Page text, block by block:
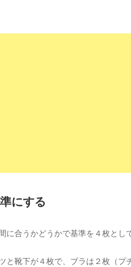
にする
に合うかどうかで基準を４枚とし
と靴下が４枚で、ブラは２枚（プ